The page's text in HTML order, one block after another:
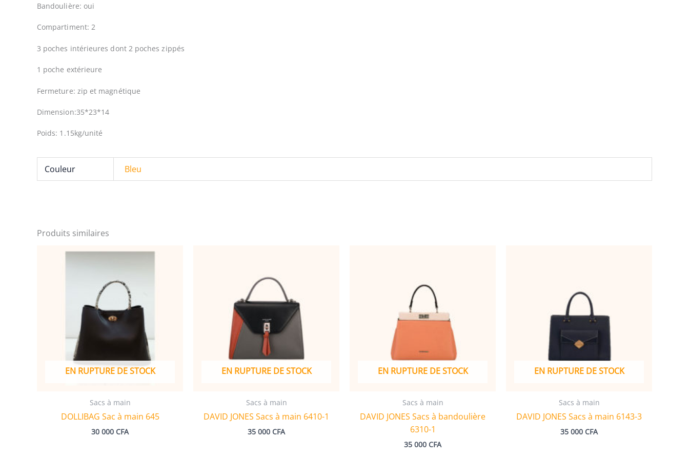
Bandoulière: oui
Compartiment: 2
3 poches intérieures dont 2 poches zippés
1 poche extérieure
Fermeture: zip et magnétique
Dimension:35*23*14
Poids: 1.15kg/unité
Couleur Bleu
Produits similaires
EN RUPTURE DE STOCK
Sacs à main
DOLLIBAG Sac à main 645
30 000 CFA
EN RUPTURE DE STOCK
Sacs à main
DAVID JONES Sacs à main 6410-1
35 000 CFA
EN RUPTURE DE STOCK
Sacs à main
DAVID JONES Sacs à bandoulière
6310-1
35 000 CFA
EN RUPTURE DE STOCK
Sacs à main
DAVID JONES Sacs à main 6143-3
35 000 CFA